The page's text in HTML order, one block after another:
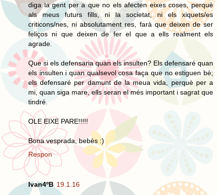
diga la gent per a que no els afecten eixes coses, perquè
als meus futurs fills, ni la societat, ni els xiquets/es
criticons/nes, ni absolutament res, farà que deixen de ser
feliços ni que deixen de fer el que a ells realment els
agrade.
Que si els defensaria quan els insulten? Els defensaré quan
els insulten i quan qualsevol cosa faça que no estiguen bé;
els defensaré per damunt de la meua vida, perquè per a
mi, quan siga mare, ells seran el més important i sagrat que
tindré.
OLE EIXE PARE!!!!!
Bona vesprada, bebès :)
Respon
Ivan4ºB 19.1.16